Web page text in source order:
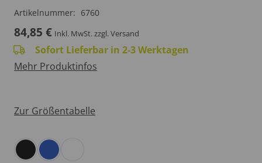
Artikelnummer: 6760
84,85 € Inkl. MwSt.zzgl. Versand
Sofort Lieferbar in 2-3 Werktagen
Mehr Produktinfos
Zur Größentabelle